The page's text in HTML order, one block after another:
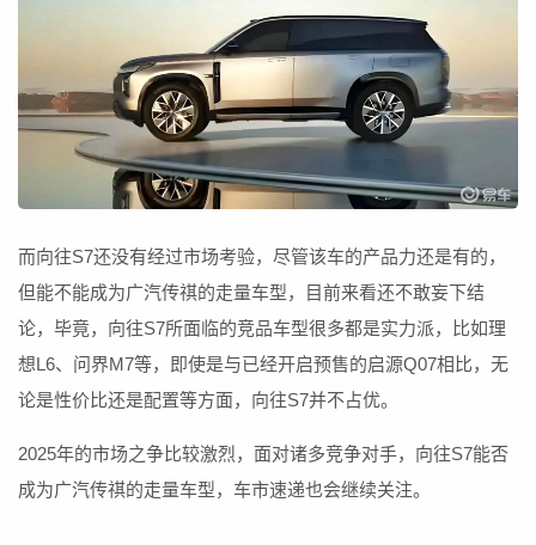
而向往S7还没有经过市场考验，尽管该车的产品力还是有的，
但能不能成为广汽传祺的走量车型，目前来看还不敢妄下结
论，毕竟，向往S7所面临的竞品车型很多都是实力派，比如理
想L6、问界M7等，即使是与已经开启预售的启源Q07相比，无
论是性价比还是配置等方面，向往S7并不占优。
2025年的市场之争比较激烈，面对诸多竞争对手，向往S7能否
成为广汽传祺的走量车型，车市速递也会继续关注。